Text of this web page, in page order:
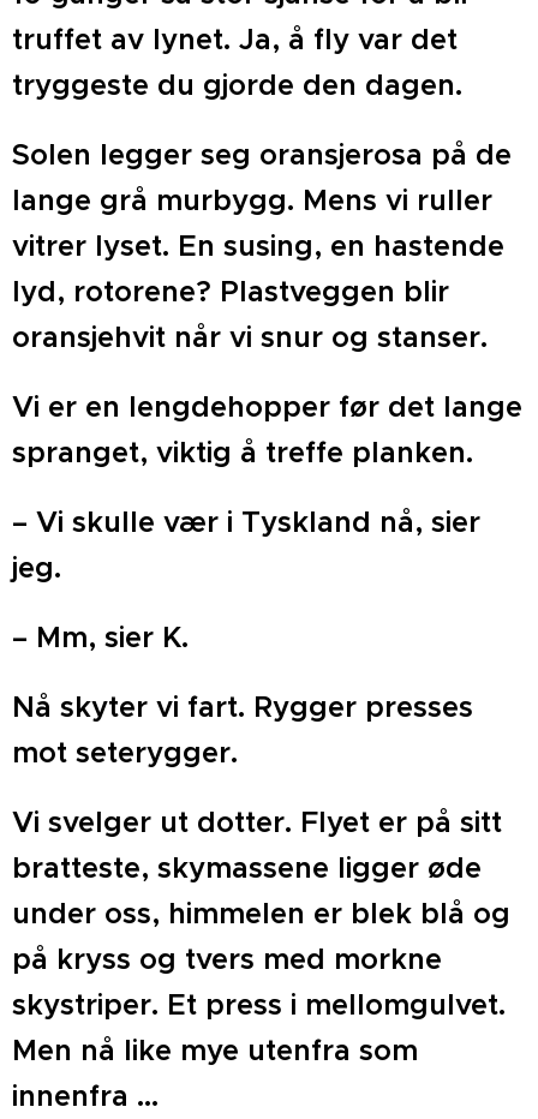
truffet av lynet. Ja, å fly var det
tryggeste du gjorde den dagen.
Solen legger seg oransjerosa på de
lange grå murbygg. Mens vi ruller
vitrer lyset. En susing, en hastende
lyd, rotorene? Plastveggen blir
oransjehvit når vi snur og stanser.
Vi er en lengdehopper før det lange
spranget, viktig å treffe planken.
– Vi skulle vær i Tyskland nå, sier
jeg.
– Mm, sier K.
Nå skyter vi fart. Rygger presses
mot seterygger.
Vi svelger ut dotter. Flyet er på sitt
bratteste, skymassene ligger øde
under oss, himmelen er blek blå og
på kryss og tvers med morkne
skystriper. Et press i mellomgulvet.
Men nå like mye utenfra som
innenfra ...